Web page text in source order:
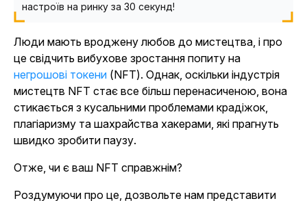
настроїв на ринку за 30 секунд!
Люди мають вроджену любов до мистецтва, і про
це свідчить вибухове зростання попиту на
негрошові токени (NFT). Однак, оскільки індустрія
мистецтв NFT стає все більш перенасиченою, вона
стикається з кусальними проблемами крадіжок,
плагіаризму та шахрайства хакерами, які прагнуть
швидко зробити паузу.
Отже, чи є ваш NFT справжнім?
Роздумуючи про це, дозвольте нам представити